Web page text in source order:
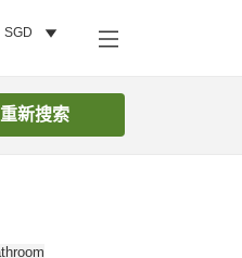
SGD
重新搜索
搜索客房